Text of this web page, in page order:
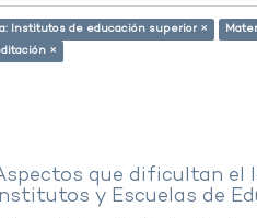
Institutos de educación superior ×
×
que dificultan el
y Escuelas de